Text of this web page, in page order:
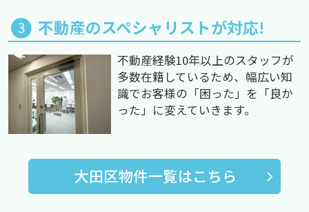
不動産のスペシャリストが対応!
不動産経験10年以上のスタッフが
多数在籍しているため、幅広い知
識でお客様の「困った」を「良か
った」に変えていきます。